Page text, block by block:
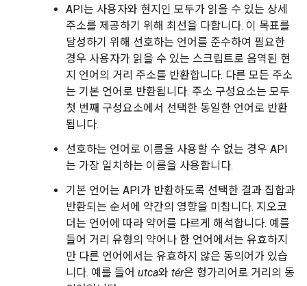
API는 사용자와 현지인 모두가 읽을 수 있는 상세
주소를 제공하기 위해 최선을 다합니다. 이 목표를
달성하기 위해 선호하는 언어를 준수하여 필요한
경우 사용자가 읽을 수 있는 스크립트로 음역된 현
지 언어의 거리 주소를 반환합니다. 다른 모든 주소
는 기본 언어로 반환됩니다. 주소 구성요소는 모두
첫 번째 구성요소에서 선택한 동일한 언어로 반환
됩니다.
선호하는 언어로 이름을 사용할 수 없는 경우 API
는 가장 일치하는 이름을 사용합니다.
기본 언어는 API가 반환하도록 선택한 결과 집합과
반환되는 순서에 약간의 영향을 미칩니다. 지오코
더는 언어에 따라 약어를 다르게 해석합니다. 예를
들어 거리 유형의 약어나 한 언어에서는 유효하지
만 다른 언어에서는 유효하지 않은 동의어가 있습
니다. 예를 들어 utca와 tér은 헝가리어로 거리의 동